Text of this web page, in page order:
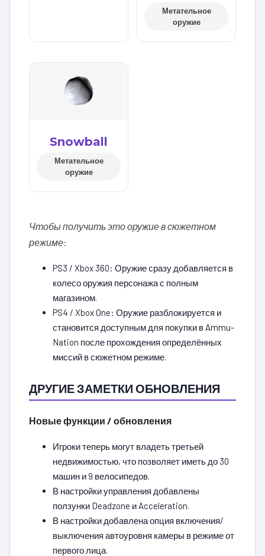
Метательное
оружие
Snowball
Метательное
оружие
Чтобы получить это оружие в сюжетном
режиме:
PS3 / Xbox 360: Оружие сразу добавляется в
колесо оружия персонажа с полным
магазином.
PS4 / Xbox One: Оружие разблокируется и
становится доступным для покупки в Ammu-
Nation после прохождения определённых
миссий в сюжетном режиме.
ДРУГИЕ ЗАМЕТКИ ОБНОВЛЕНИЯ
Новые функции / обновления
Игроки теперь могут владеть третьей
недвижимостью, что позволяет иметь до 30
машин и 9 велосипедов.
В настройки управления добавлены
ползунки Deadzone и Acceleration.
В настройки добавлена опция включения/
выключения автоуровня камеры в режиме от
первого лица.